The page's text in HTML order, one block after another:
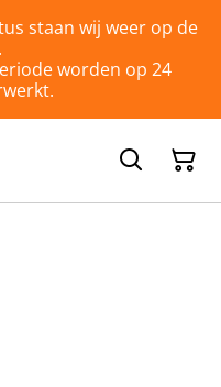
staan wij weer op de
worden op 24